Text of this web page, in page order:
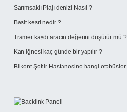
Sarımsaklı Plajı denizi Nasıl ?
Basit kesri nedir ?
Tramer kaydı aracın değerini düşürür mü ?
Kan iğnesi kaç günde bir yapılır ?
Bilkent Şehir Hastanesine hangi